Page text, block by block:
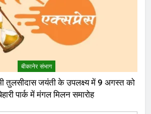
बीकानेर संभाग
तुलसीदास जयंती के उपलक्ष्य में 9 अगस्त को
पार्क में मंगल मिलन समारोह